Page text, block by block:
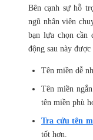
Bên cạnh sự hỗ
ngũ nhân viên
bạn lựa chọn cần
động sau này
Tên miền dễ
Tên miền
tên miền phù
Tra cứu tên
tốt hơn.